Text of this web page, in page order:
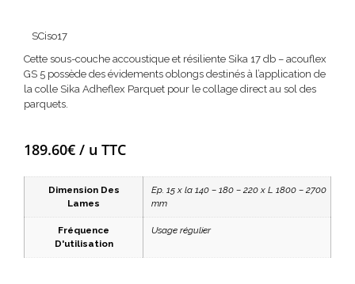
SCiso17
Cette sous-couche accoustique et résiliente Sika 17 db – acouflex
GS 5 possède des évidements oblongs destinés à l’application de
la colle Sika Adheflex Parquet pour le collage direct au sol des
parquets.
189.60€ / u TTC
Dimension Des
Lames
Ep. 15 x la 140 – 180 – 220 x L 1800 – 2700
mm
Fréquence
D'utilisation
Usage régulier